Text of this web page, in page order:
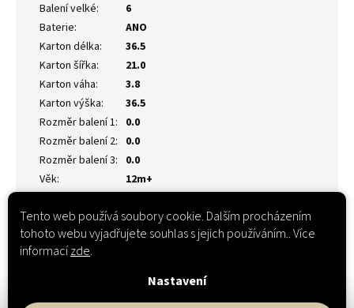
Tento web používá soubory cookie. Dalším procházením
tohoto webu vyjadřujete souhlas s jejich používáním.. Více
informacízde.
Nastavení
Balení velké:
6
Baterie:
ANO
Karton délka:
36.5
Karton šířka:
21.0
Karton váha:
3.8
Karton výška:
36.5
Rozměr balení 1: 0.0
Rozměr balení 2: 0.0
Rozměr balení 3: 0.0
Věk: 12m+